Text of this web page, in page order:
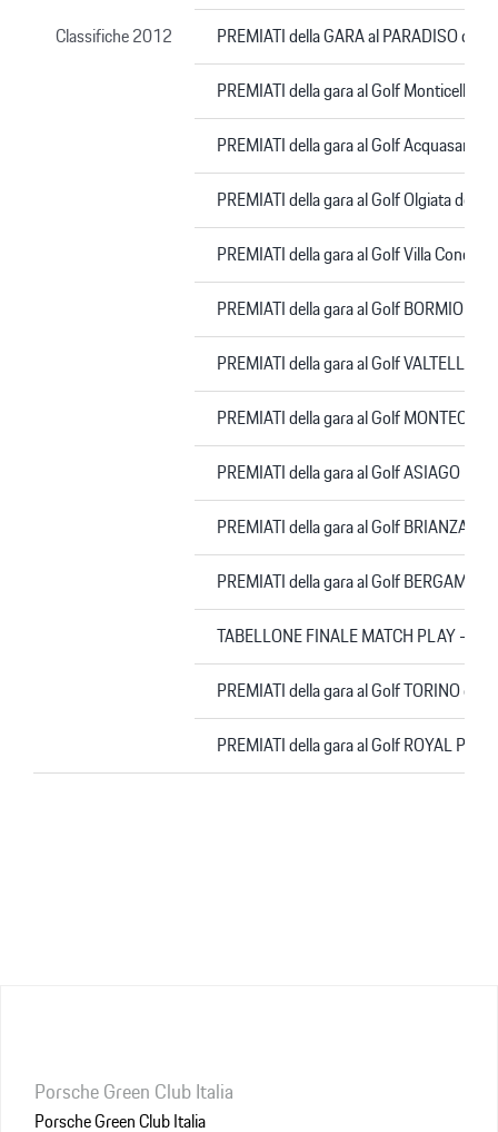
Classifiche 2012 PREMIATI della GARA al PARADISO
PREMIATI della gara al Golf Monticello
PREMIATI della gara al Golf
PREMIATI della gara al Golf Olgiata del
PREMIATI della gara al Golf Villa
PREMIATI della gara al Golf BORMIO
PREMIATI della gara al Golf
PREMIATI della gara al Golf
PREMIATI della gara al Golf ASIAGO
PREMIATI della gara al Golf BRIANZA
PREMIATI della gara al Golf
TABELLONE FINALE MATCH PLAY –
PREMIATI della gara al Golf TORINO
PREMIATI della gara al Golf ROYAL
Porsche Green Club Italia
Porsche Green Club Italia